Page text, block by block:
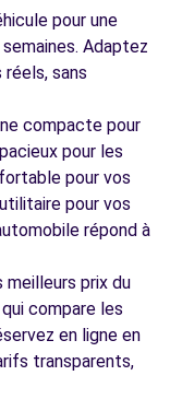
pour une
Adaptez
sans
compacte pour
pour les
pour vos
pour vos
répond à
prix du
compare les
en ligne en
transparents,